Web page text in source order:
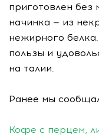
приготовлен без
начинка — из
нежирного
пользы и
на талии.
Ранее мы
Кофе с перцем,